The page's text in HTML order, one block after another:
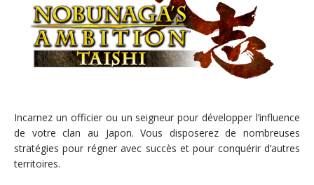
Incarnez un officier ou un seigneur pour développer l’influence
de votre clan au Japon. Vous disposerez de nombreuses
stratégies pour régner avec succès et pour conquérir d’autres
territoires.